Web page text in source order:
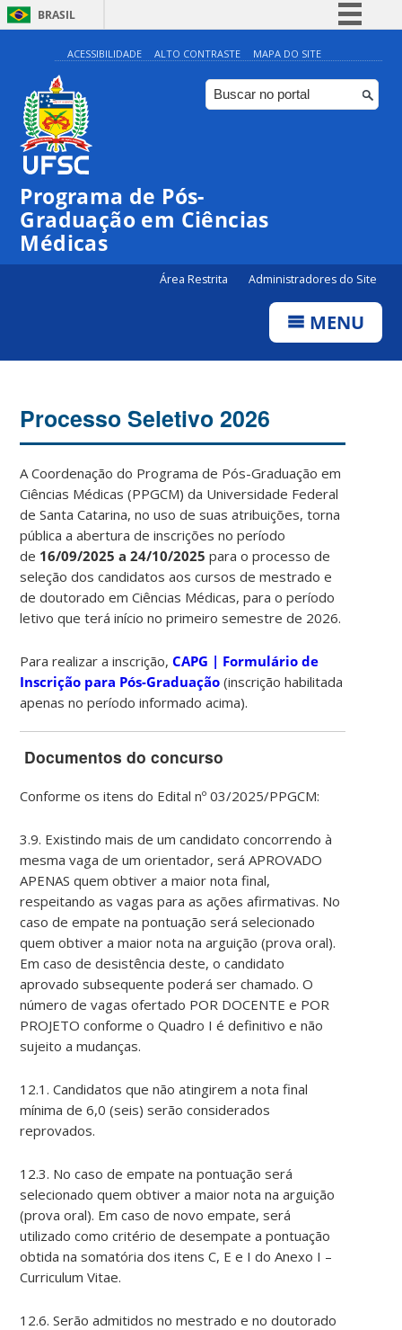
BRASIL
Simplifique!
Comunica BR
Participe
ACESSIBILIDADE ALTO CONTRASTE MAPA DO SITE
Programa de Pós-
Graduação em Ciências
Médicas
Área Restrita Administradores do Site
MENU
Processo Seletivo 2026
A Coordenação do Programa de Pós-Graduação em
Ciências Médicas (PPGCM) da Universidade Federal
de Santa Catarina, no uso de suas atribuições, torna
pública a abertura de inscrições no período
de 16/09/2025 a 24/10/2025para o processo de
seleção dos candidatos aos cursos de mestrado e
de doutorado em Ciências Médicas, para o período
letivo que terá início no primeiro semestre de 2026.
Para realizar a inscrição,CAPG | Formulário de
Inscrição para Pós-Graduação (inscrição habilitada
apenas no período informado acima).
Documentos do concurso
Conforme os itens do Edital nº 03/2025/PPGCM:
3.9. Existindo mais de um candidato concorrendo à
mesma vaga de um orientador, será APROVADO
APENAS quem obtiver a maior nota final,
respeitando as vagas para as ações afirmativas. No
caso de empate na pontuação será selecionado
quem obtiver a maior nota na arguição (prova oral).
Em caso de desistência deste, o candidato
aprovado subsequente poderá ser chamado. O
número de vagas ofertado POR DOCENTE e POR
PROJETO conforme o Quadro I é definitivo e não
sujeito a mudanças.
12.1. Candidatos que não atingirem a nota final
mínima de 6,0 (seis) serão considerados
reprovados.
12.3. No caso de empate na pontuação será
selecionado quem obtiver a maior nota na arguição
(prova oral). Em caso de novo empate, será
utilizado como critério de desempate a pontuação
obtida na somatória dos itens C, E e I do Anexo I –
Curriculum Vitae.
12.6. Serão admitidos no mestrado e no doutorado